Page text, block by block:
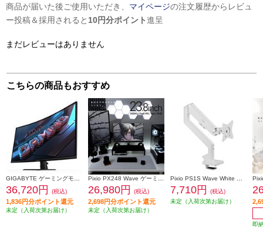
商品が届いた後ご使用いただき、 マイページの注文履歴からレビュ
ー投稿＆採用されると 10円分ポイント進呈
まだレビューはありません
こちらの商品もおすすめ
36,720円 (税込)
1,836円分ポイント還元
未定（入荷次第お届け）
26,980円 (税込)
2,698円分ポイント還元
未定（入荷次第お届け）
7,710円
(税込)
未定（入荷次第お届け）
即